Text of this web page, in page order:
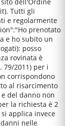
Tutti gli
e regolarmente
prenotato
e ho subito un
posso
rovinata è
79/2011) per i
corrispondono
al risarcimento
del danno non
la richiesta è 2
applica invece
nelle